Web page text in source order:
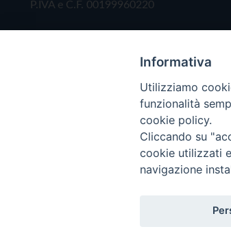
P.IVA e C.F. 00199960220
Copyright © 2019 - Tutti i diritti
Informativa
Utilizziamo
funzionalità
cookie policy.
Cliccando su
cookie utilizzati
navigazione